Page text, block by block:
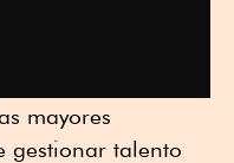
mayores
gestionar talento